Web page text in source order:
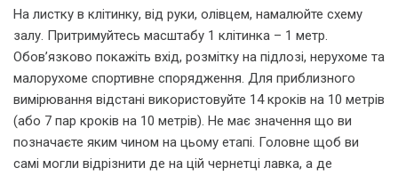
На листку в клітинку, від руки, олівцем, намалюйте схему
залу. Притримуйтесь масштабу 1 клітинка – 1 метр.
Обов’язково покажіть вхід, розмітку на підлозі, нерухоме та
малорухоме спортивне спорядження. Для приблизного
вимірювання відстані використовуйте 14 кроків на 10 метрів
(або 7 пар кроків на 10 метрів). Не має значення що ви
позначаєте яким чином на цьому етапі. Головне щоб ви
самі могли відрізнити де на цій чернетці лавка, а де